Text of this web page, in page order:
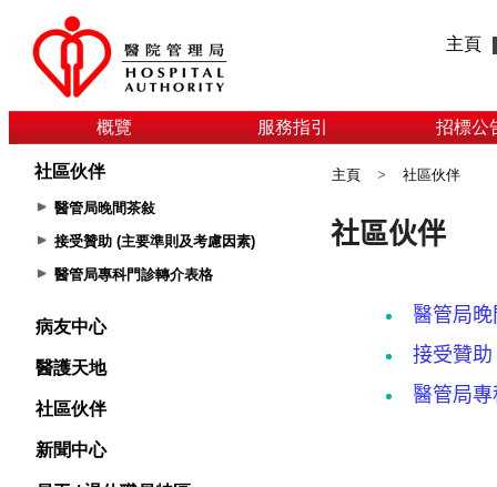
主頁
概覽 服務指引 招標公
社區伙伴
醫管局晚間茶敍
接受贊助 (主要準則及考慮因素)
醫管局專科門診轉介表格
病友中心
醫護天地
社區伙伴
新聞中心
主頁 > 社區伙伴